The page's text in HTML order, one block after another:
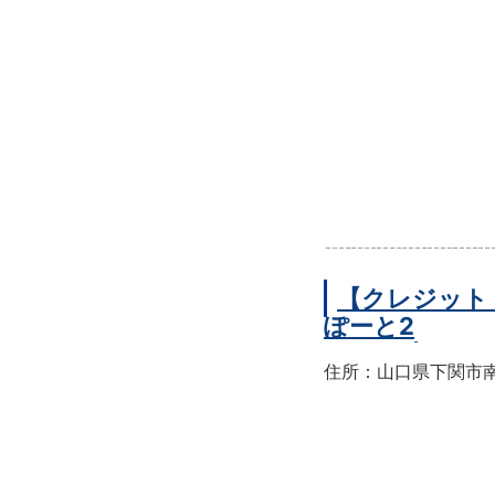
【クレジッ
ぽーと2
住所：山口県下関市